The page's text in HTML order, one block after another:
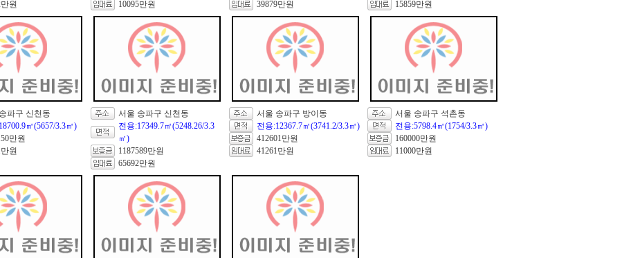
원
10095만원
39879만원
15859만원
파구 신천동
㎡(5657/3.3㎡)
만원
원
서울 송파구 신천동
전용:17349.7㎡(5248.26/3.3
㎡)
1187589만원
65692만원
서울 송파구 방이동
전용:12367.7㎡(3741.2/3.3㎡)
412601만원
41261만원
서울 송파구 석촌동
전용:5798.4㎡(1754/3.3㎡)
160000만원
11000만원